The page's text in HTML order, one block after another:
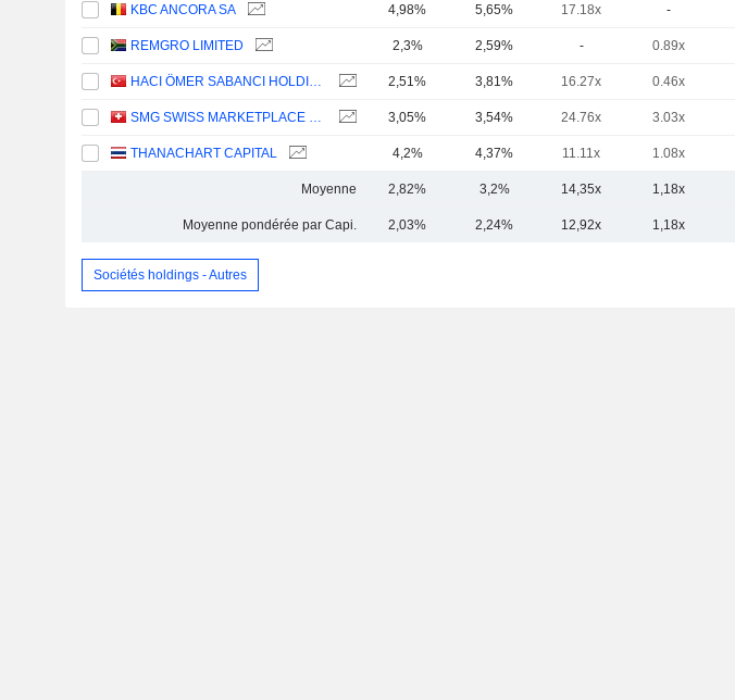
KBC ANCORA SA 4,98% 5,65% 17.18x -
REMGRO LIMITED 2,3% 2,59% - 0.89x
HACI ÖMER SABANCI HOLDING 2,51% 3,81% 16.27x 0.46x
SMG SWISS MARKETPLACE GROUP HOLDING AG 3,05% 3,54% 24.76x 3.03x
THANACHART CAPITAL 4,2% 4,37% 11.11x 1.08x
Moyenne 2,82% 3,2% 14,35x 1,18x
Moyenne pondérée par Capi. 2,03% 2,24% 12,92x 1,18x
Sociétés holdings - Autres